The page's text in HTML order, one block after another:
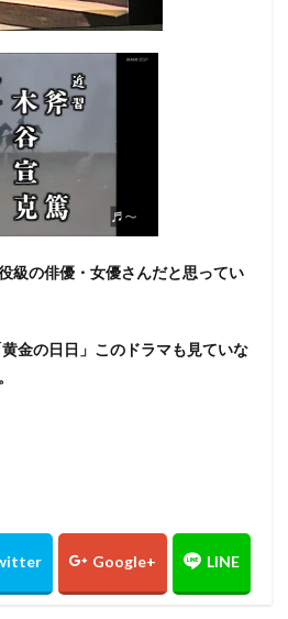
級の俳優・女優さんだと思ってい
金の日日」このドラマも見ていな